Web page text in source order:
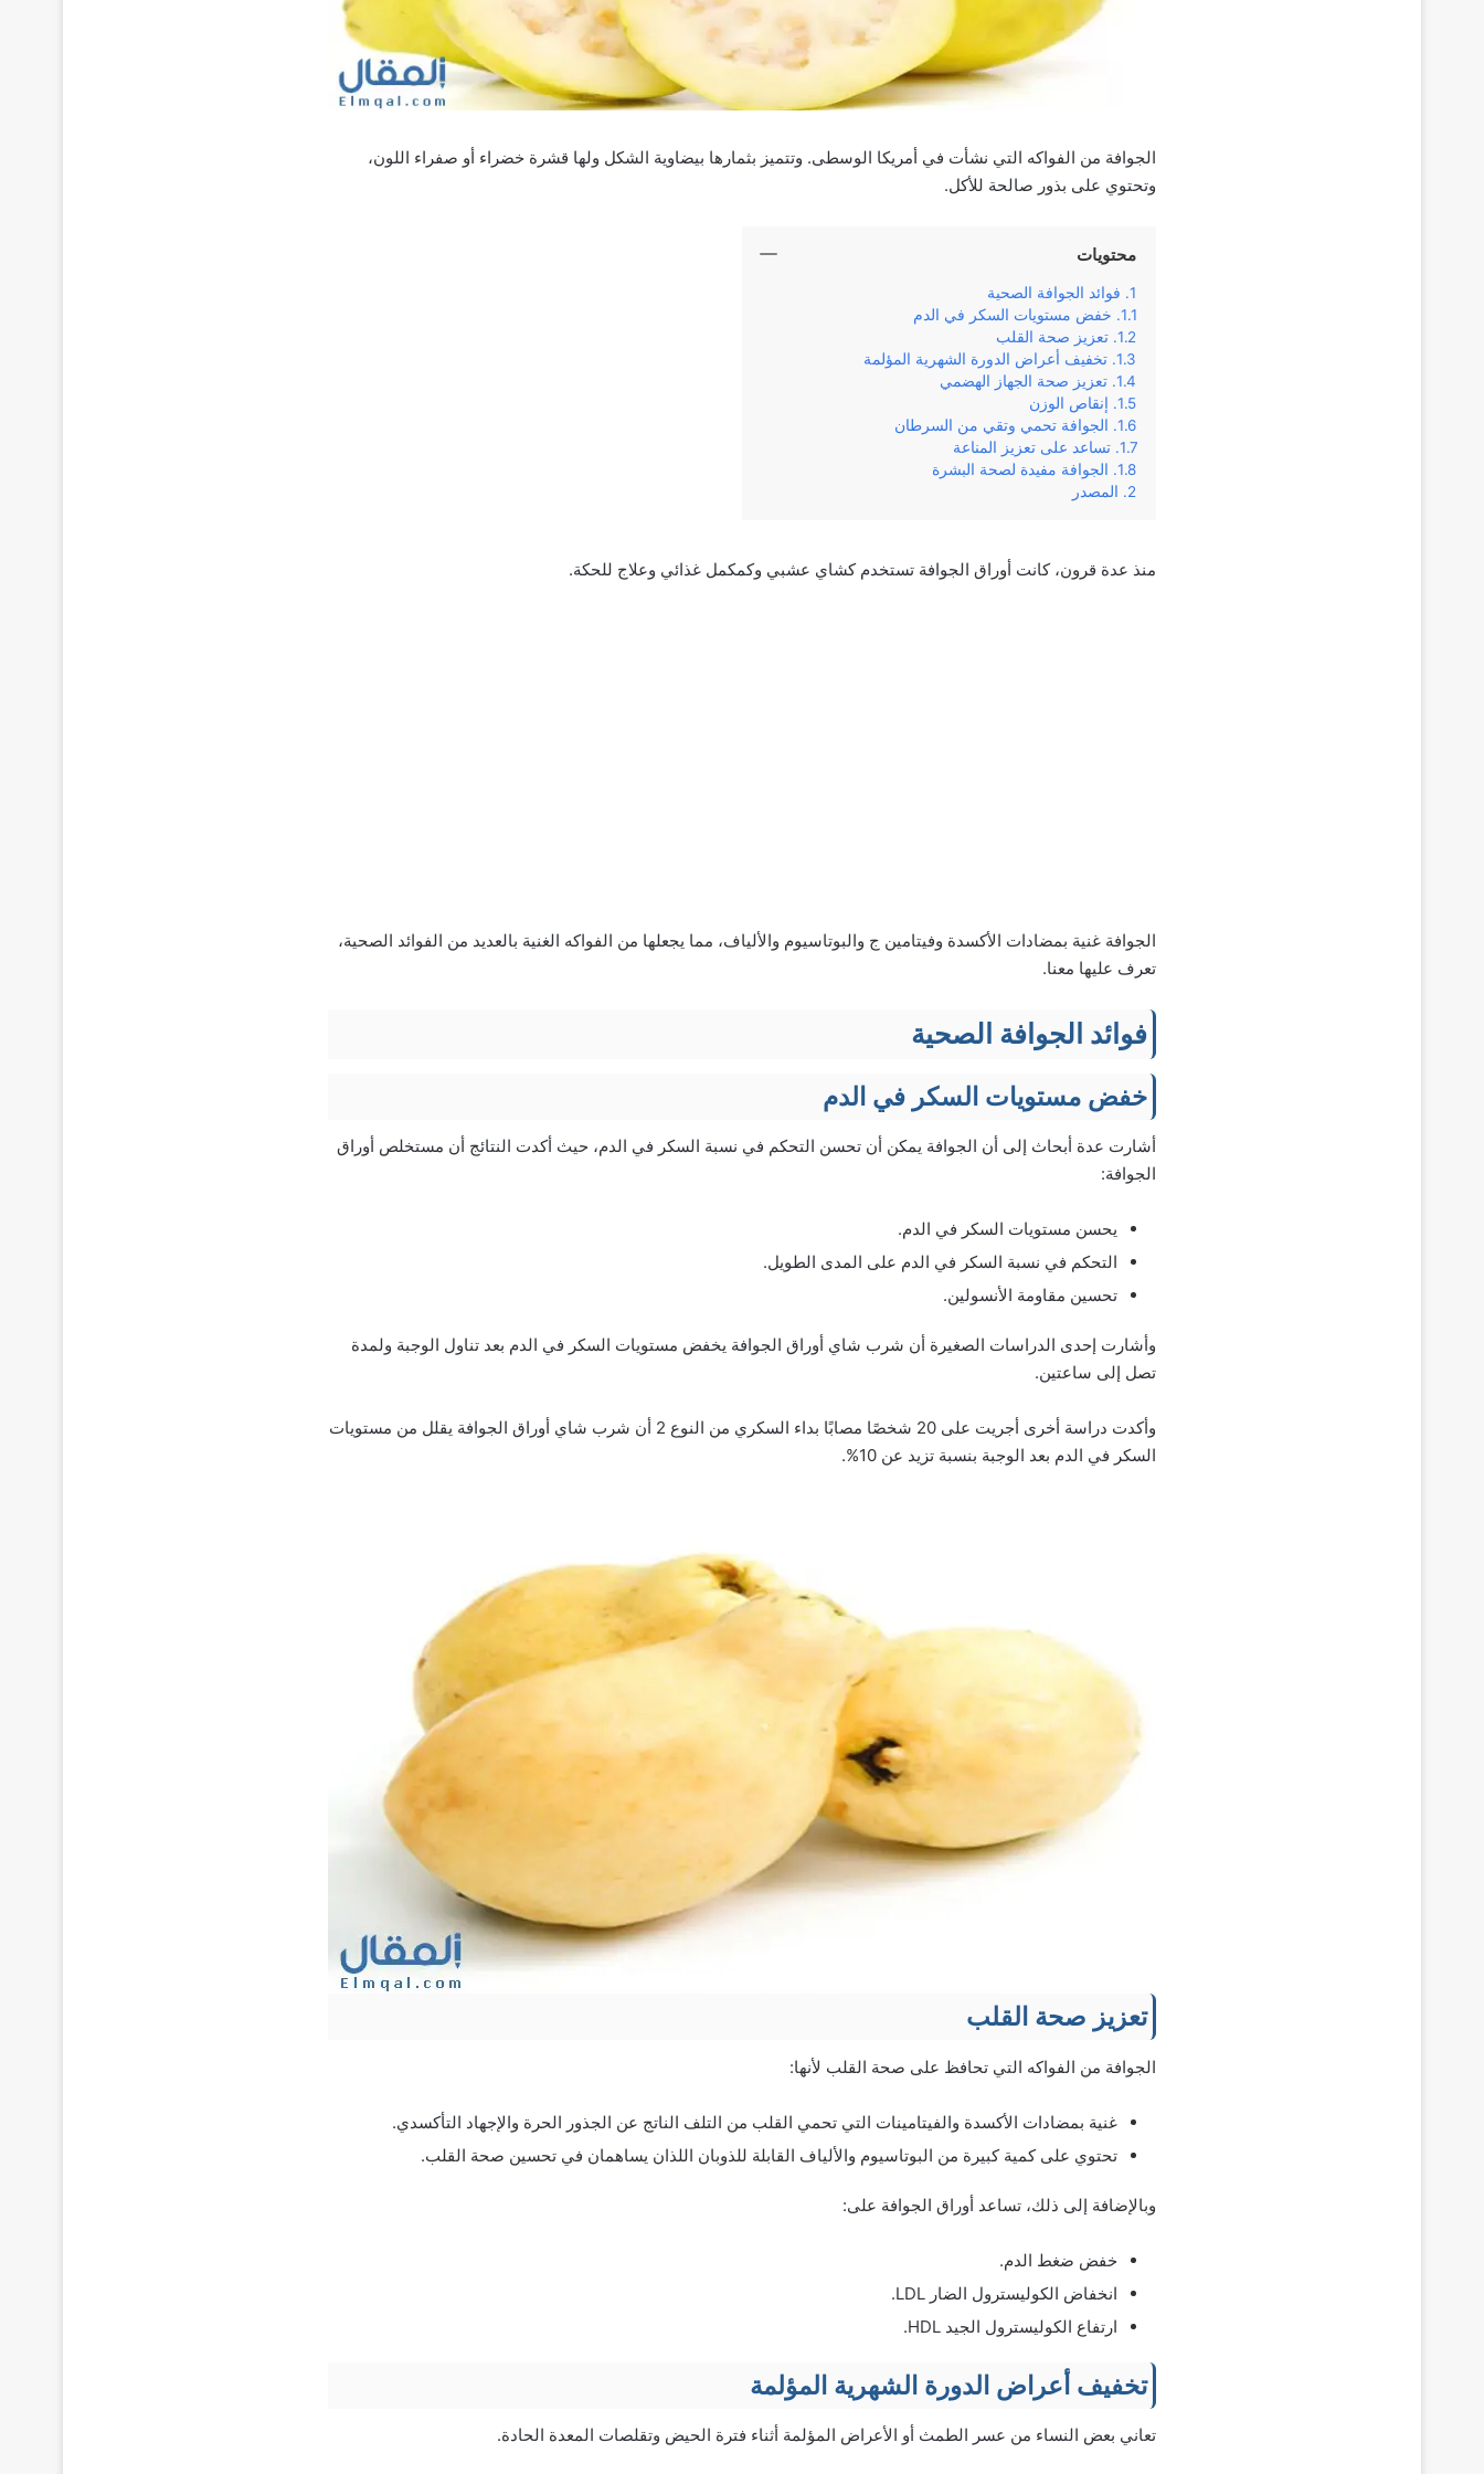
الجوافة من الفواكه التي نشأت في أمريكا الوسطى. وتتميز بثمارها بيضاوية الشكل ولها قشرة خضراء أو صفراء اللون،
وتحتوي على بذور صالحة للأكل.
محتويات
فوائد الجوافة الصحية
خفض مستويات السكر في الدم
تعزيز صحة القلب
تخفيف أعراض الدورة الشهرية المؤلمة
تعزيز صحة الجهاز الهضمي
إنقاص الوزن
الجوافة تحمي وتقي من السرطان
تساعد على تعزيز المناعة
الجوافة مفيدة لصحة البشرة
المصدر
منذ عدة قرون، كانت أوراق الجوافة تستخدم كشاي عشبي وكمكمل غذائي وعلاج للحكة.
الجوافة غنية بمضادات الأكسدة وفيتامين ج والبوتاسيوم والألياف، مما يجعلها من الفواكه الغنية بالعديد من الفوائد الصحية،
تعرف عليها معنا.
فوائد الجوافة الصحية
خفض مستويات السكر في الدم
أشارت عدة أبحاث إلى أن الجوافة يمكن أن تحسن التحكم في نسبة السكر في الدم، حيث أكدت النتائج أن مستخلص أوراق
الجوافة:
يحسن مستويات السكر في الدم.
التحكم في نسبة السكر في الدم على المدى الطويل.
تحسين مقاومة الأنسولين.
وأشارت إحدى الدراسات الصغيرة أن شرب شاي أوراق الجوافة يخفض مستويات السكر في الدم بعد تناول الوجبة ولمدة
تصل إلى ساعتين.
وأكدت دراسة أخرى أجريت على 20 شخصًا مصابًا بداء السكري من النوع 2 أن شرب شاي أوراق الجوافة يقلل من مستويات
السكر في الدم بعد الوجبة بنسبة تزيد عن 10%.
تعزيز صحة القلب
الجوافة من الفواكه التي تحافظ على صحة القلب لأنها:
غنية بمضادات الأكسدة والفيتامينات التي تحمي القلب من التلف الناتج عن الجذور الحرة والإجهاد التأكسدي.
تحتوي على كمية كبيرة من البوتاسيوم والألياف القابلة للذوبان اللذان يساهمان في تحسين صحة القلب.
وبالإضافة إلى ذلك، تساعد أوراق الجوافة على:
خفض ضغط الدم.
انخفاض الكوليسترول الضار LDL.
ارتفاع الكوليسترول الجيد HDL.
تخفيف أعراض الدورة الشهرية المؤلمة
تعاني بعض النساء من عسر الطمث أو الأعراض المؤلمة أثناء فترة الحيض وتقلصات المعدة الحادة.